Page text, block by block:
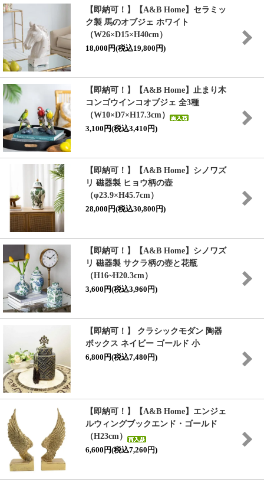
【即納可！】【A&B Home】セラミッ
ク製 馬のオブジェ ホワイト
（W26×D15×H40cm）
18,000円(税込19,800円)
【即納可！】【A&B Home】止まり木
コンゴウインコオブジェ 全3種
（W10×D7×H17.3cm）
3,100円(税込3,410円)
【即納可！】【A&B Home】シノワズ
リ 磁器製 ヒョウ柄の壺
（φ23.9×H45.7cm）
28,000円(税込30,800円)
【即納可！】【A&B Home】シノワズ
リ 磁器製 サクラ柄の壺と花瓶
（H16~H20.3cm）
3,600円(税込3,960円)
【即納可！】 クラシックモダン 陶器
ボックス ネイビー ゴールド 小
6,800円(税込7,480円)
【即納可！】【A&B Home】エンジェ
ルウィングブックエンド・ゴールド
（H23cm）
6,600円(税込7,260円)